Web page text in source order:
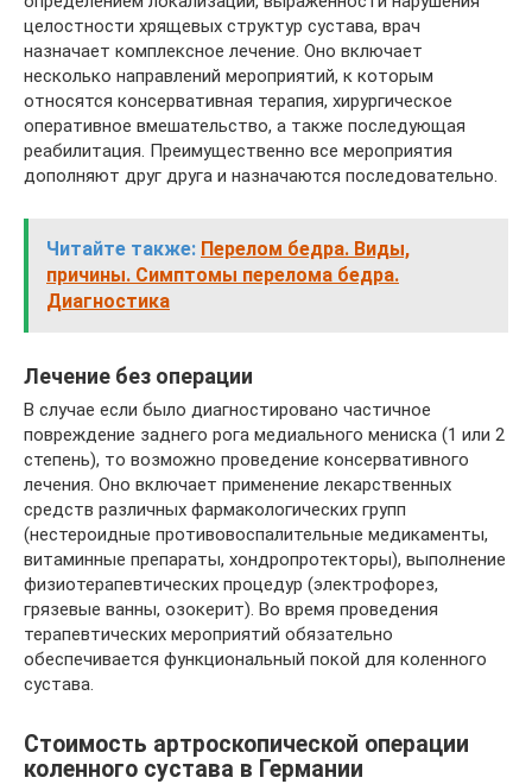
целостности хрящевых структур сустава, врач
назначает комплексное лечение. Оно включает
несколько направлений мероприятий, к которым
относятся консервативная терапия, хирургическое
оперативное вмешательство, а также последующая
реабилитация. Преимущественно все мероприятия
дополняют друг друга и назначаются последовательно.
Читайте также: Перелом бедра. Виды,
причины. Симптомы перелома бедра.
Диагностика
Лечение без операции
В случае если было диагностировано частичное
повреждение заднего рога медиального мениска (1 или 2
степень), то возможно проведение консервативного
лечения. Оно включает применение лекарственных
средств различных фармакологических групп
(нестероидные противовоспалительные медикаменты,
витаминные препараты, хондропротекторы), выполнение
физиотерапевтических процедур (электрофорез,
грязевые ванны, озокерит). Во время проведения
терапевтических мероприятий обязательно
обеспечивается функциональный покой для коленного
сустава.
Стоимость артроскопической операции
коленного сустава в Германии